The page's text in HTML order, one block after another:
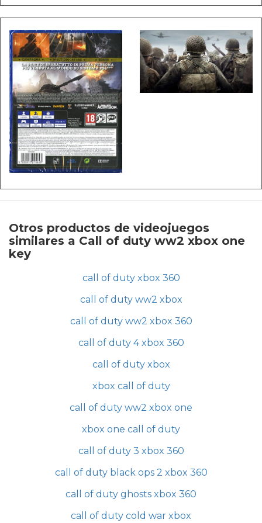
Otros productos de videojuegos
similares a Call of duty ww2 xbox one
key
call of duty xbox 360
call of duty ww2 xbox
call of duty ww2 xbox 360
call of duty 4 xbox 360
call of duty xbox
xbox call of duty
call of duty ww2 xbox one
xbox one call of duty
call of duty 3 xbox 360
call of duty black ops 2 xbox 360
call of duty ghosts xbox 360
call of duty cold war xbox